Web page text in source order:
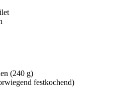
(240 g)
festkochend)